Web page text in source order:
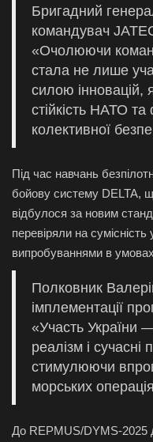
Бригадний
командувач
«Очолюючи
стала не лише
силою інновацій,
стійкість НАТО
колективної
Під час навчань
бойову систему DELTA,
відбулося за новим
перевіряли на
випробуваннями в
Полковник
імплементації
«Участь України
реалізм і
стимулюючи
морських
До REPMUS/DYMS-2025